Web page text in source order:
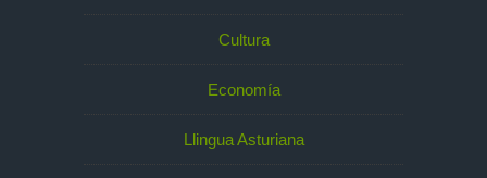
Cultura
Economía
Llingua Asturiana